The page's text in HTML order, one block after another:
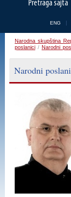
Pretraga sajta
ENG
Narodna skupština
poslanici / Narodni
Narodni